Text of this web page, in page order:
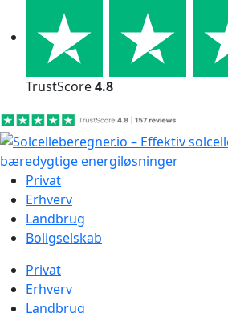
TrustScore4.8
Privat
Erhverv
Landbrug
Boligselskab
Privat
Erhverv
Landbrug